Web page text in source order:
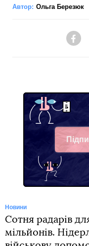
Автор: Ольга Березюк
Новини
Сотня радарів
мільйонів.